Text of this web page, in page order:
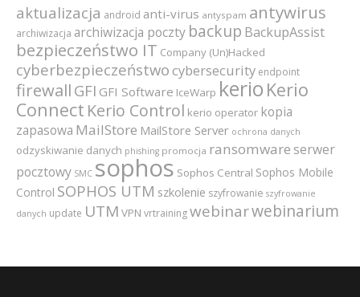
aktualizacja android anti-virus antyspam antywirus
archiwizacja archiwizacja poczty backup BackupAssist
bezpieczeństwo IT Company (Un)Hacked
cyberbezpieczeństwocybersecurity endpoint
firewall GFI GFI Software IceWarp kerio Kerio
Connect Kerio Control kerio operator kopia
zapasowa MailStore MailStore Server ochrona danych
odzyskiwanie danych phishing promocja ransomware serwer
pocztowy SMC sophos Sophos Central Sophos Mobile
Control SOPHOS UTM szkolenie szyfrowanie szyfrowanie
danych update UTM VPN vrtrainingwebinarwebinarium